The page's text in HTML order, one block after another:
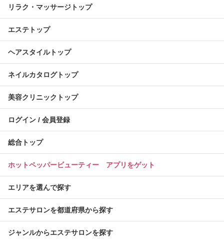
リラク・マッサージトップ
エステトップ
ヘアスタイルトップ
ネイルカタログトップ
美容クリニックトップ
ログイン / 会員登録
総合トップ
ホットペッパービューティー アプリをゲット
エリアを選んで探す
エステサロンを都道府県から探す
ジャンルからエステサロンを探す